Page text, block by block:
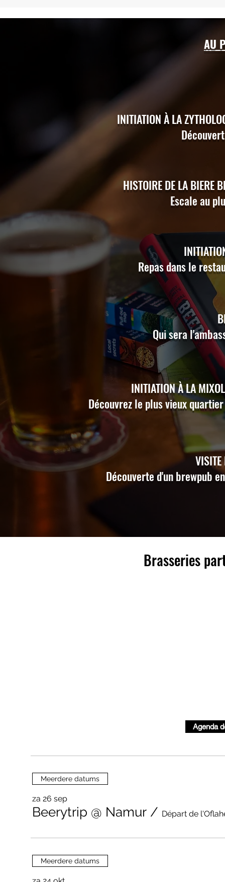
AU
INITIATION À LA
HISTOIRE DE LA BIERE
Escale au
Repas dans le
Qui sera
INITIATION À LA
Découvrez le plus vieux
VISITE
Découverte d'un brewpub
Brasseries
Agenda
Meerdere datums
za 26 sep
Beerytrip @ Namur / Départ de
Meerdere datums